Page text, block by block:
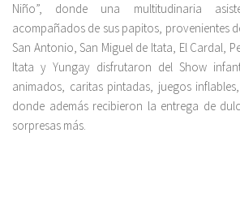
Niño”, donde una multitudinaria
acompañados de sus papitos, provenientes
San Antonio, San Miguel de Itata, El Cardal,
Itata y Yungay disfrutaron del Show
animados, caritas pintadas, juegos
donde además recibieron la entrega de
sorpresas más.